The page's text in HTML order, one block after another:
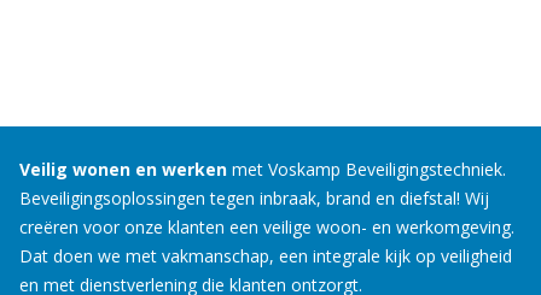
Veilig wonen en werken met Voskamp Beveiligingstechniek.
Beveiligingsoplossingen tegen inbraak, brand en diefstal! Wij
creëren voor onze klanten een veilige woon- en werkomgeving.
Dat doen we met vakmanschap, een integrale kijk op veiligheid
en met dienstverlening die klanten ontzorgt.